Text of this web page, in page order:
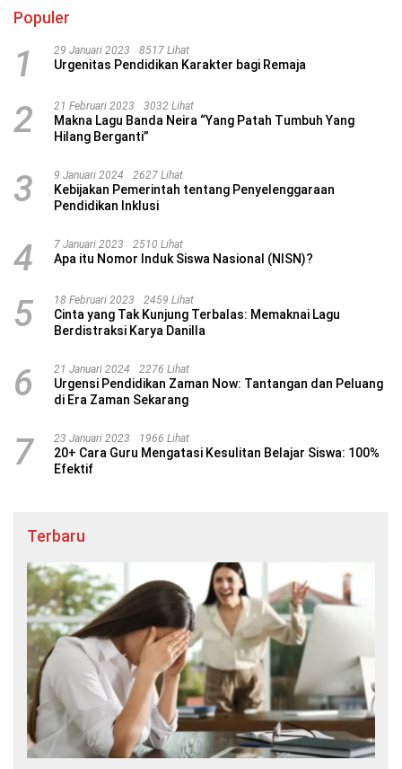
Populer
1 29 Januari 2023 8517 Lihat
Urgenitas Pendidikan Karakter bagi Remaja
2 21 Februari 2023 3032 Lihat
Makna Lagu Banda Neira “Yang Patah Tumbuh Yang
Hilang Berganti”
3 9 Januari 2024 2627 Lihat
Kebijakan Pemerintah tentang Penyelenggaraan
Pendidikan Inklusi
4 7 Januari 2023 2510 Lihat
Apa itu Nomor Induk Siswa Nasional (NISN)?
5 18 Februari 2023 2459 Lihat
Cinta yang Tak Kunjung Terbalas: Memaknai Lagu
Berdistraksi Karya Danilla
6 21 Januari 2024 2276 Lihat
Urgensi Pendidikan Zaman Now: Tantangan dan Peluang
di Era Zaman Sekarang
7 23 Januari 2023 1966 Lihat
20+ Cara Guru Mengatasi Kesulitan Belajar Siswa: 100%
Efektif
Terbaru